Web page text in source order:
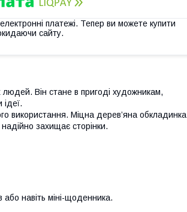
платежі. Тепер ви можете купити
сайту.
Він стане в пригоді художникам,
використання. Міцна дерев’яна обкладинка
захищає сторінки.
або навіть міні-щоденника.